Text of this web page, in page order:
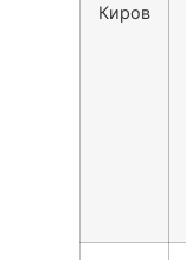
Киров